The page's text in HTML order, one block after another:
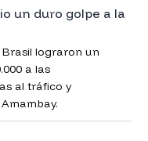
a la
Brasil lograron un
a las
al tráfico y